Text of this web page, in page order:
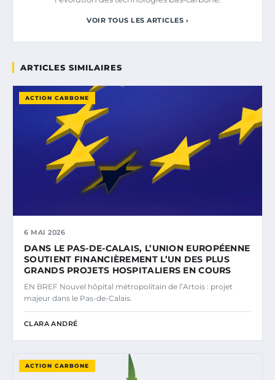
VOIR TOUS LES ARTICLES ›
ARTICLES SIMILAIRES
ACTION CARBONE
6 MAI 2026
DANS LE PAS-DE-CALAIS, L’UNION EUROPÉENNE
SOUTIENT FINANCIÈREMENT L’UN DES PLUS
GRANDS PROJETS HOSPITALIERS EN COURS
EN BREF Nouvel hôpital métropolitain de l’Artois : projet
majeur dans le Pas-de-Calais.
CLARA ANDRÉ
ACTION CARBONE